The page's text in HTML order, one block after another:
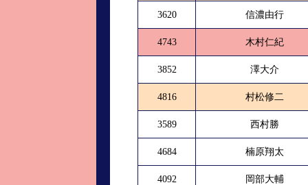
3620 信濃由行
4743 木村仁紀
3852 澤大介
4816 村松修二
3589 西村勝
4684 楠原翔太
4092 岡部大輔